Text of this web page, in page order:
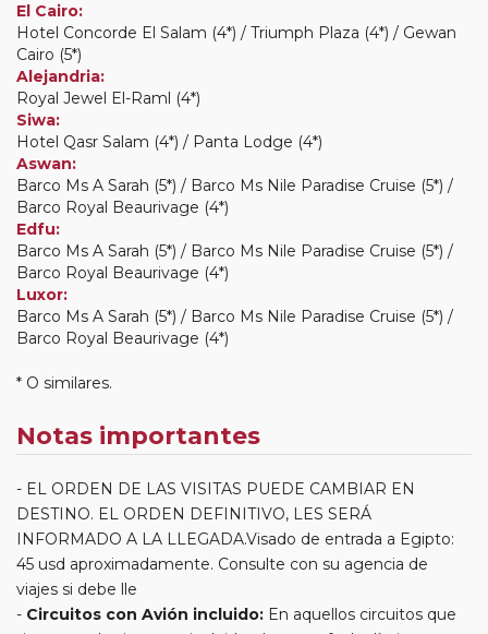
El Cairo:
Hotel Concorde El Salam (4*) / Triumph Plaza (4*) / Gewan
Cairo (5*)
Alejandria:
Royal Jewel El-Raml (4*)
Siwa:
Hotel Qasr Salam (4*) / Panta Lodge (4*)
Aswan:
Barco Ms A Sarah (5*) / Barco Ms Nile Paradise Cruise (5*) /
Barco Royal Beaurivage (4*)
Edfu:
Barco Ms A Sarah (5*) / Barco Ms Nile Paradise Cruise (5*) /
Barco Royal Beaurivage (4*)
Luxor:
Barco Ms A Sarah (5*) / Barco Ms Nile Paradise Cruise (5*) /
Barco Royal Beaurivage (4*)
* O similares.
Notas importantes
EL ORDEN DE LAS VISITAS PUEDE CAMBIAR EN
DESTINO. EL ORDEN DEFINITIVO, LES SERÁ
INFORMADO A LA LLEGADA.Visado de entrada a Egipto:
45 usd aproximadamente. Consulte con su agencia de
viajes si debe lle
Circuitos con Avión incluido: En aquellos circuitos que